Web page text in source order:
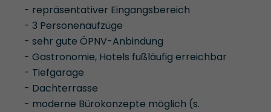
- repräsentativer Eingangsbereich
- 3 Personenaufzüge
- sehr gute ÖPNV-Anbindung
- Gastronomie, Hotels fußläufig erreichbar
- Tiefgarage
- Dachterrasse
- moderne Bürokonzepte möglich (s.